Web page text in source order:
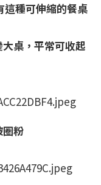
這種可伸縮的餐桌
桌，平常可收起
圈粉